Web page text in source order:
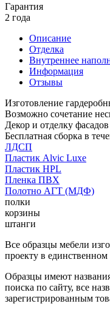
Гарантия
2 года
Описание
Отделка
Внутреннее
Информация
Отзывы
Изготовление
Возможно сочетание
Декор и отделку
Бесплатная сборка в
ЛДСП
Пластик Alvic Luxe
Пластик HPL
Пленка ПВХ
Полотно АГТ (МДФ)
полки
корзины
штанги
Все образцы мебели
проекту в единственном
Образцы имеют
поиска по сайту, все
зарегистрированным